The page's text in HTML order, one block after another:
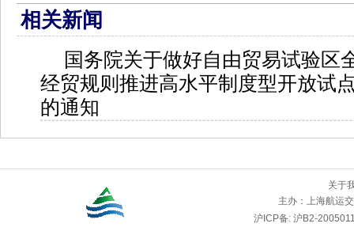
相关新闻
国务院关于做好自由贸易试验区
经贸规则推进高水平制度型开放试
的通知
关于
主办： 上海航运
沪ICP备: 沪B2-